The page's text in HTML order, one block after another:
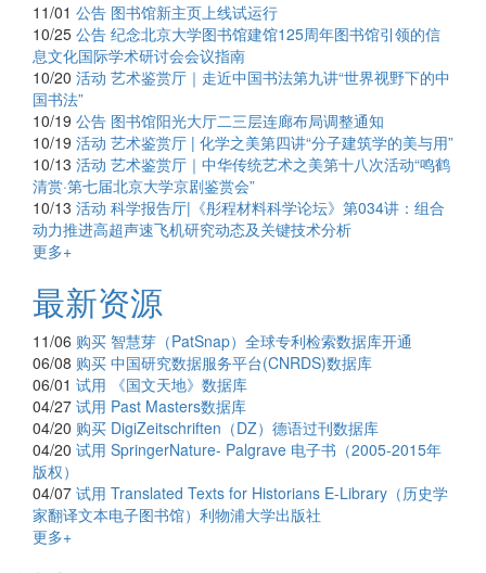
11/01 公告 图书馆新主页上线试运行
10/25 公告 纪念北京大学图书馆建馆125周年图书馆引领的信
息文化国际学术研讨会会议指南
10/20 活动 艺术鉴赏厅｜走近中国书法第九讲“世界视野下的中
国书法”
10/19 公告 图书馆阳光大厅二三层连廊布局调整通知
10/19 活动 艺术鉴赏厅 | 化学之美第四讲“分子建筑学的美与用”
10/13 活动 艺术鉴赏厅｜中华传统艺术之美第十八次活动“鸣鹤
清赏·第七届北京大学京剧鉴赏会”
10/13 活动 科学报告厅|《彤程材料科学论坛》第034讲：组合
动力推进高超声速飞机研究动态及关键技术分析
更多+
最新资源
11/06 购买 智慧芽（PatSnap）全球专利检索数据库开通
06/08 购买 中国研究数据服务平台(CNRDS)数据库
06/01 试用
《国文天地》数据库
04/27 试用 Past Masters数据库
04/20 购买 DigiZeitschriften（DZ）德语过刊数据库
04/20 试用 SpringerNature- Palgrave 电子书（2005-2015年
版权）
04/07 试用 Translated Texts for Historians E-Library（历史学
家翻译文本电子图书馆）利物浦大学出版社
更多+